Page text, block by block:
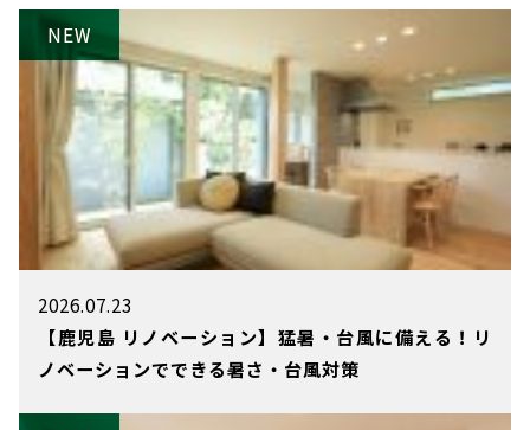
2026.07.23
【鹿児島 リノベーション】猛暑・台風に備える！リ
ノベーションでできる暑さ・台風対策